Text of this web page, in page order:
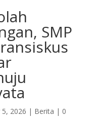
SMP
2026 | Berita | 0